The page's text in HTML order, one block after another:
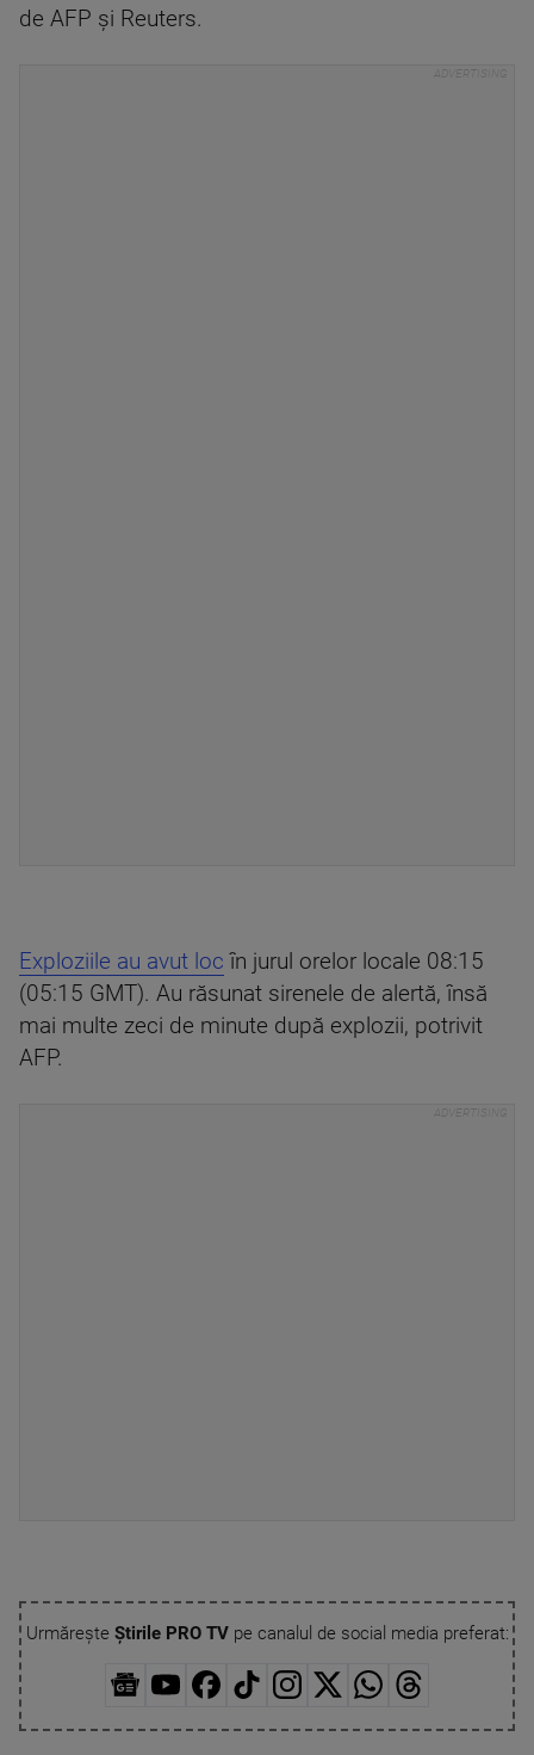
de AFP și Reuters.
Exploziile au avut loc în jurul orelor locale 08:15
(05:15 GMT). Au răsunat sirenele de alertă, însă
mai multe zeci de minute după explozii, potrivit
AFP.
Urmărește Știrile PRO TVpe canalul de social media preferat: